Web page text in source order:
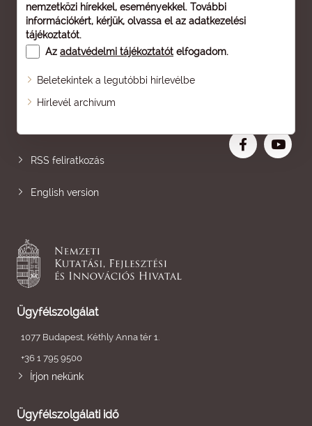
nemzetközi hírekkel, eseményekkel. További
információkért, kérjük, olvassa el az adatkezelési
tájékoztatót.
Az adatvédelmi tájékoztatót elfogadom.
Beletekintek a legutóbbi hírlevélbe
Hírlevél archívum
Oldaltérkép
RSS feliratkozás
English version
Ügyfélszolgálat
1077 Budapest, Kéthly Anna tér 1.
+36 1 795 9500
Írjon nekünk
Ügyfélszolgálati idő